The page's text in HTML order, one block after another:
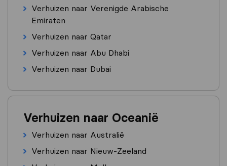
Verhuizen naar Verenigde Arabische
Emiraten
Verhuizen naar Qatar
Verhuizen naar Abu Dhabi
Verhuizen naar Dubai
Verhuizen naar Oceanië
Verhuizen naar Australië
Verhuizen naar Nieuw-Zeeland